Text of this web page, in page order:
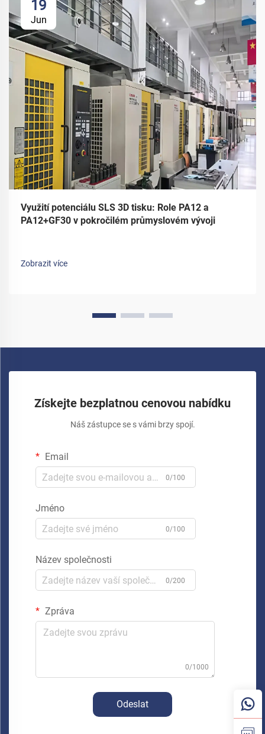
19
Jun
Využití potenciálu SLS 3D tisku: Role PA12 a
PA12+GF30 v pokročilém průmyslovém vývoji
Zobrazit více
Získejte bezplatnou cenovou nabídku
Náš zástupce se s vámi brzy spojí.
Email
0/100
Jméno
0/100
Název společnosti
0/200
Zpráva
0/1000
Odeslat